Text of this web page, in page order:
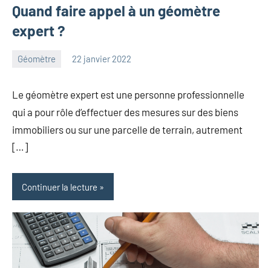
Quand faire appel à un géomètre
expert ?
Géomètre 22 janvier 2022
Le géomètre expert est une personne professionnelle
qui a pour rôle d’effectuer des mesures sur des biens
immobiliers ou sur une parcelle de terrain, autrement
[…]
Continuer la lecture